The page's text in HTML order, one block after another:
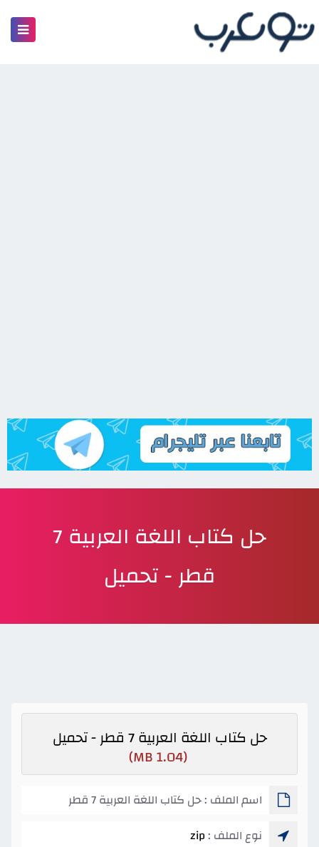
حل كتاب اللغة العربية 7
قطر - تحميل
حل كتاب اللغة العربية 7 قطر - تحميل
(1.04 MB)
اسم الملف : حل كتاب اللغة العربية 7 قطر
نوع الملف :zip